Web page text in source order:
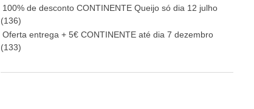
100% de desconto CONTINENTE Queijo só dia 12 julho
(136)
Oferta entrega + 5€ CONTINENTE até dia 7 dezembro
(133)